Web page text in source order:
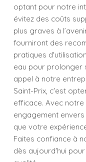
optant pour notre
évitez des coûts
plus graves à
fourniront des
pratiques
eau pour prolonger
appel à notre
Saint-Prix, c'est
efficace. Avec
engagement
que votre
Faites confiance à
dès aujourd'hui